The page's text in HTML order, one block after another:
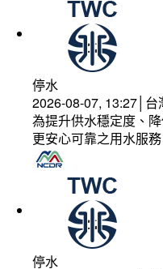
停水
2026-08-07, 13:27│台
為提升供水穩定度、
更安心可靠之用水服務
停水